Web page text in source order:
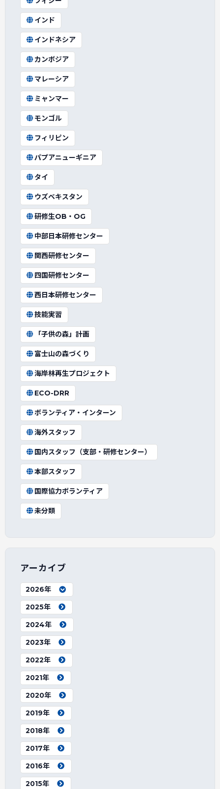
インド
インドネシア
カンボジア
マレーシア
ミャンマー
モンゴル
フィリピン
パプアニューギニア
タイ
ウズベキスタン
研修生OB・OG
中部日本研修センター
関西研修センター
四国研修センター
西日本研修センター
技能実習
「子供の森」計画
富士山の森づくり
海岸林再生プロジェクト
ECO-DRR
ボランティア・インターン
海外スタッフ
国内スタッフ（支部・研修センター）
本部スタッフ
国際協力ボランティア
未分類
アーカイブ
2026年
2025年
2024年
2023年
2022年
2021年
2020年
2019年
2018年
2017年
2016年
2015年